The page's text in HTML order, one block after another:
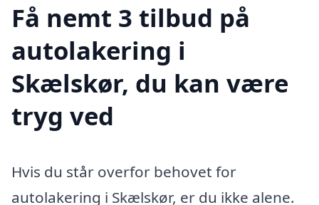
Få nemt 3 tilbud på
autolakering i
Skælskør, du kan være
tryg ved
Hvis du står overfor behovet for
autolakering i Skælskør, er du ikke alene.